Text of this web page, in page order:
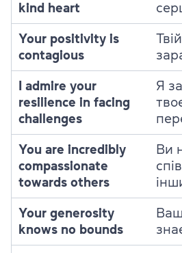
kind heart
Your positivity is
contagious
I admire your
resilience in facing
challenges
Я
You are incredibly
compassionate
towards others
Ви
Your generosity
knows no bounds